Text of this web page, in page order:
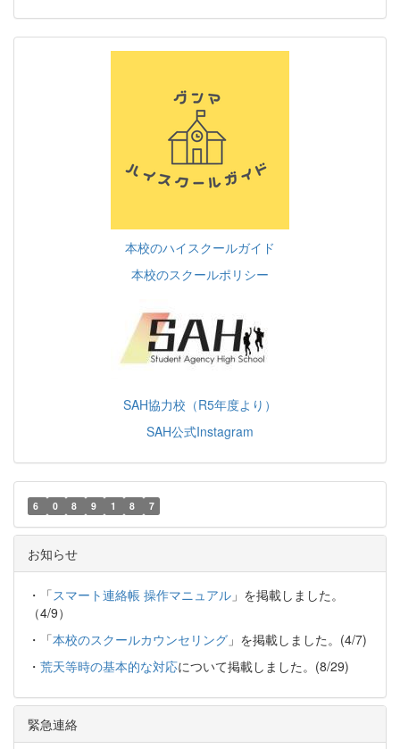
本校のハイスクールガイド
本校のスクールポリシー
SAH協力校（R5年度より）
SAH公式Instagram
6 0 8 9 1 8 7
お知らせ
・「スマート連絡帳 操作マニュアル 」を掲載しました。
（4/9）
・「本校のスクールカウンセリング 」を掲載しました。(4/7)
・ 荒天等時の基本的な対応について掲載しました。(8/29)
緊急連絡